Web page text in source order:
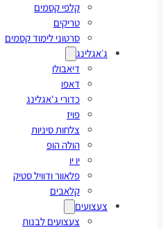
קלפי קסמים
טריקים
סרטוני לימוד קסמים
ג׳אגלינג
דיאבולו
דאפו
כדורי ג'אגלינג
פויז
צלחות סיניות
הולה הופ
יו יו
פלאוור ודוויל סטיק
קלאבים
צעצועים
צעצועים לבנות